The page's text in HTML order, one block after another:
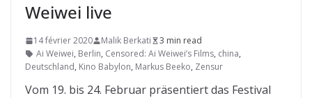
Weiwei live
14 février 2020 Malik Berkati
3 min read
Ai Weiwei, Berlin, Censored: Ai Weiwei’s Films, china,
Deutschland, Kino Babylon, Markus Beeko, Zensur
Vom 19. bis 24. Februar präsentiert das Festival